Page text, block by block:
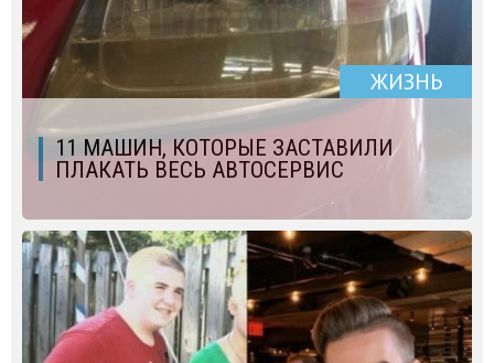
ЖИЗНЬ
11 МАШИН, КОТОРЫЕ ЗАСТАВИЛИ
ПЛАКАТЬ ВЕСЬ АВТОСЕРВИС